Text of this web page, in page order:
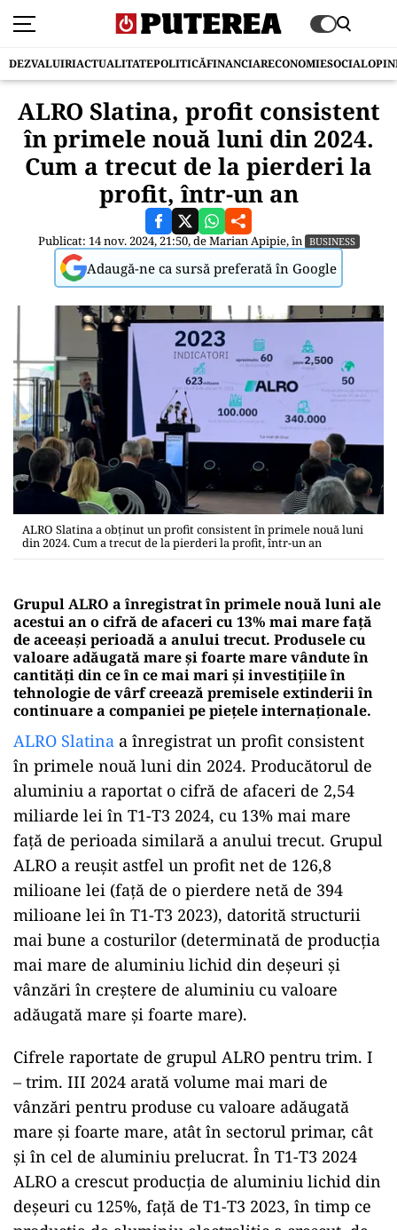
DEZVALUIRIACTUALITATEPOLITICĂFINANCIARECONOMIESOCIAL
ALRO Slatina, profit consistent
în primele nouă luni din 2024.
Cum a trecut de la pierderi la
profit, într-un an
Publicat: 14 nov. 2024, 21:50, deMarian Apipie, în BUSINESS
Adaugă-ne ca sursă preferată în Google
ALRO Slatina a obținut un profit consistent în primele nouă luni
din 2024. Cum a trecut de la pierderi la profit, într-un an
Grupul ALRO a înregistrat în primele nouă luni ale
acestui an o cifră de afaceri cu 13% mai mare față
de aceeași perioadă a anului trecut. Produsele cu
valoare adăugată mare și foarte mare vândute în
cantități din ce în ce mai mari și investițiile în
tehnologie de vârf creează premisele extinderii în
continuare a companiei pe piețele internaționale.
ALRO Slatina a înregistrat un profit consistent
în primele nouă luni din 2024. Producătorul de
aluminiu a raportat o cifră de afaceri de 2,54
miliarde lei în T1-T3 2024, cu 13% mai mare
față de perioada similară a anului trecut. Grupul
ALRO a reușit astfel un profit net de 126,8
milioane lei (față de o pierdere netă de 394
milioane lei în T1-T3 2023), datorită structurii
mai bune a costurilor (determinată de producția
mai mare de aluminiu lichid din deșeuri și
vânzări în creștere de aluminiu cu valoare
adăugată mare și foarte mare).
Cifrele raportate de grupul ALRO pentru trim. I
– trim. III 2024 arată volume mai mari de
vânzări pentru produse cu valoare adăugată
mare și foarte mare, atât în sectorul primar, cât
și în cel de aluminiu prelucrat. În T1-T3 2024
ALRO a crescut producția de aluminiu lichid din
deșeuri cu 125%, față de T1-T3 2023, în timp ce